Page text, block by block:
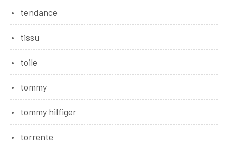
tendance
tissu
toile
tommy
tommy hilfiger
torrente